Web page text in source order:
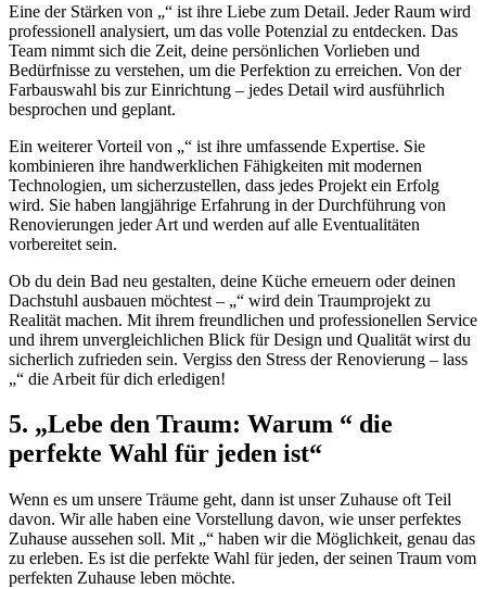
Eine der Stärken von „“ ist ihre Liebe zum Detail. Jeder Raum wird
professionell analysiert, um das volle Potenzial zu entdecken. Das
Team nimmt sich die Zeit, deine persönlichen Vorlieben und
Bedürfnisse zu verstehen, um die Perfektion zu erreichen. Von der
Farbauswahl bis zur Einrichtung – jedes Detail wird ausführlich
besprochen und geplant.
Ein weiterer Vorteil von „“ ist ihre umfassende Expertise. Sie
kombinieren ihre handwerklichen Fähigkeiten mit modernen
Technologien, um sicherzustellen, dass jedes Projekt ein Erfolg
wird. Sie haben langjährige Erfahrung in der Durchführung von
Renovierungen jeder Art und werden auf alle Eventualitäten
vorbereitet sein.
Ob du dein Bad neu gestalten, deine Küche erneuern oder deinen
Dachstuhl ausbauen möchtest – „“ wird dein Traumprojekt zu
Realität machen. Mit ihrem freundlichen und professionellen Service
und ihrem unvergleichlichen Blick für Design und Qualität wirst du
sicherlich zufrieden sein. Vergiss den Stress der Renovierung – lass
„“ die Arbeit für dich erledigen!
5. „Lebe den Traum: Warum “ die
perfekte Wahl für jeden ist“
Wenn es um unsere Träume geht, dann ist unser Zuhause oft Teil
davon. Wir alle haben eine Vorstellung davon, wie unser perfektes
Zuhause aussehen soll. Mit „“ haben wir die Möglichkeit, genau das
zu erleben. Es ist die perfekte Wahl für jeden, der seinen Traum vom
perfekten Zuhause leben möchte.